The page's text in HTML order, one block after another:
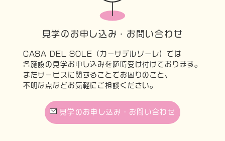
見学のお申し込み・お問い合わせ
CASA DEL SOLE（カーサデルソーレ）では
各施設の見学お申し込みを随時受け付けております。
またサービスに関することでお困りのこと、
不明な点などお気軽にご相談ください。
見学のお申し込み・お問い合わせ